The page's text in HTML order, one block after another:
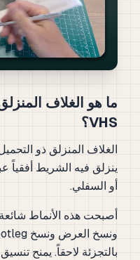
ما هو الغلاف
VHS؟
ينزلق فيه الشريط أفقياً
أو السفلي.
أصبحت هذه الأنماط
بالتجزئة لاحقاً. يمنح